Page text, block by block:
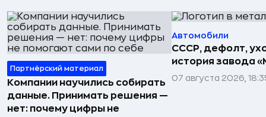
Партнёрский материал
Компании научились собирать
данные. Принимать решения —
нет: почему цифры не
Автомобили
СССР, дефолт,
история завода
07 августа 2026,